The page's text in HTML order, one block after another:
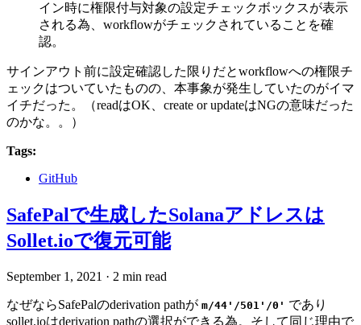
イン時に権限付与対象の設定チェックボックスが表示
される為、workflowがチェックされていることを確
認。
サインアウト前に設定確認した限りだとworkflowへの権限チ
ェックはついていたものの、本事象が発生していたのがイマ
イチだった。（readはOK、create or updateはNGの意味だった
のかな。。）
Tags:
GitHub
SafePalで生成したSolanaアドレスは
Sollet.ioで復元可能
September 1, 2021 · 2 min read
なぜならSafePalのderivation pathが m/44'/501'/0' であり
sollet.ioはderivation pathの選択ができる為。そして同じ理由で